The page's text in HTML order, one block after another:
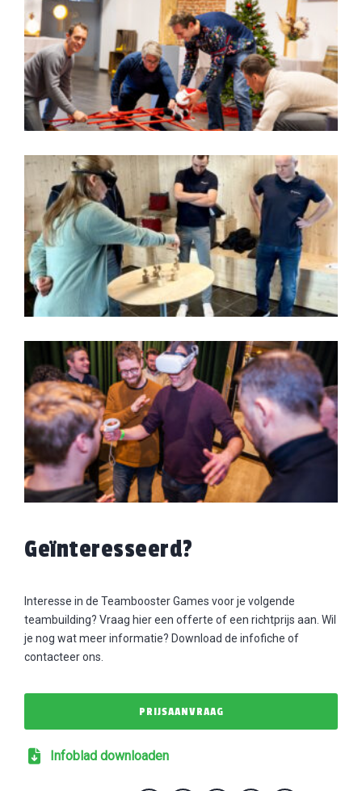
Geïnteresseerd?
Interesse in de Teambooster Games voor je volgende
teambuilding? Vraag hier een offerte of een richtprijs aan. Wil
je nog wat meer informatie? Download de infofiche of
contacteer ons.
PRIJSAANVRAAG
Infoblad downloaden